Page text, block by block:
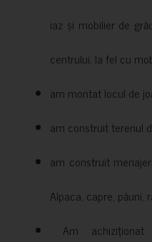
iaz și mobilier de
centrului, la fel cu
am montat locul de
am construit terenul
am construit
Alpaca, capre, păuni,
Am achiziționat